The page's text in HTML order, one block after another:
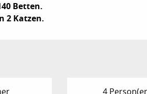
Betten.
2 Katzen.
4